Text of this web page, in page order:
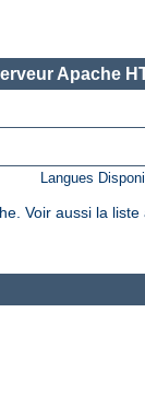
Apache
Langues
Voir aussi la